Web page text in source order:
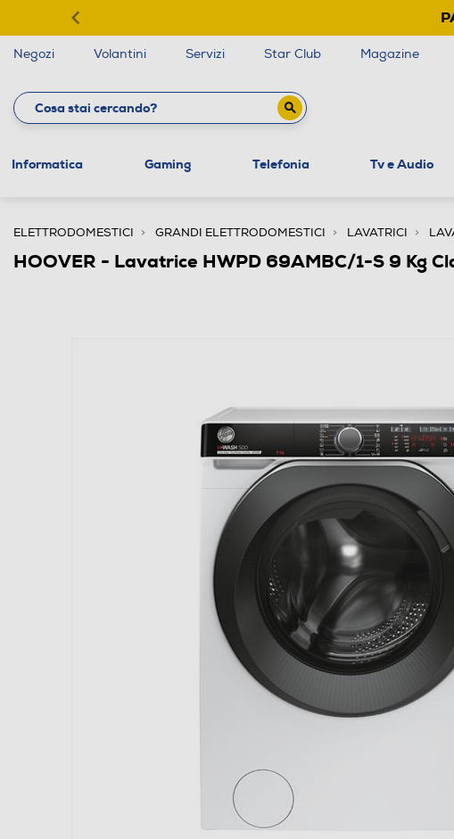
Negozi Volantini Servizi Star Club Magazine
Informatica Gaming Telefonia Tv e Audio
ELETTRODOMESTICI GRANDI ELETTRODOMESTICI LAVATRICI
HOOVER - Lavatrice HWPD 69AMBC/1-S 9 Kg